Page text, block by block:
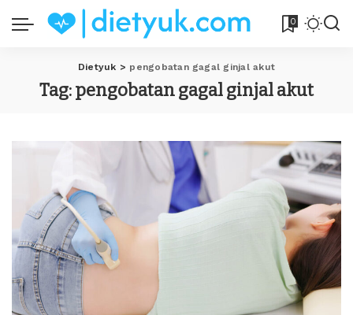
0
Dietyuk > pengobatan gagal ginjal akut
Tag:pengobatan gagal ginjal akut